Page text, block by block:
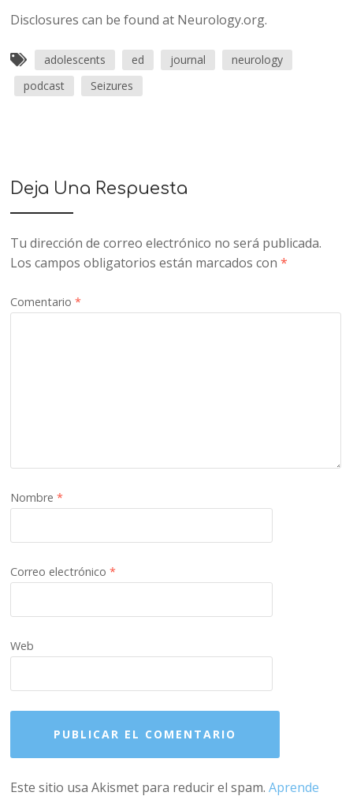
Disclosures can be found at Neurology.org.
adolescents ed journal
neurology
podcast
Seizures
Deja Una Respuesta
Tu dirección de correo electrónico no será publicada.
Los campos obligatorios están marcados con*
Comentario*
Nombre*
Correo electrónico*
Web
Este sitio usa Akismet para reducir el spam.Aprende